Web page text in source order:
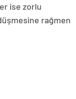
ise zorlu
rağmen